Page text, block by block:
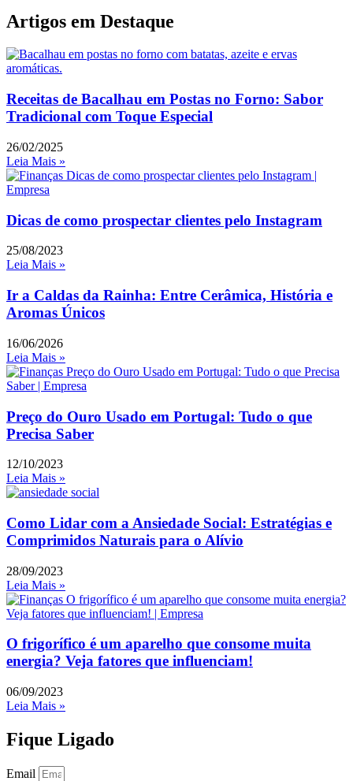
Artigos em Destaque
Receitas de Bacalhau em Postas no Forno: Sabor
Tradicional com Toque Especial
26/02/2025
Leia Mais »
Dicas de como prospectar clientes pelo Instagram
25/08/2023
Leia Mais »
Ir a Caldas da Rainha: Entre Cerâmica, História e
Aromas Únicos
16/06/2026
Leia Mais »
Preço do Ouro Usado em Portugal: Tudo o que
Precisa Saber
12/10/2023
Leia Mais »
Como Lidar com a Ansiedade Social: Estratégias e
Comprimidos Naturais para o Alívio
28/09/2023
Leia Mais »
O frigorífico é um aparelho que consome muita
energia? Veja fatores que influenciam!
06/09/2023
Leia Mais »
Fique Ligado
Email